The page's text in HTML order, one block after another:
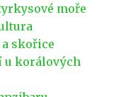
moře
skořice
u korálových